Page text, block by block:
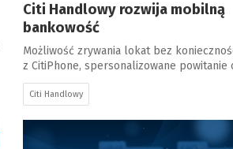
Citi Handlowy rozwija mobilną
bankowość
Możliwość zrywania lokat bez
z CitiPhone, spersonalizowane powitanie
Citi Handlowy
a